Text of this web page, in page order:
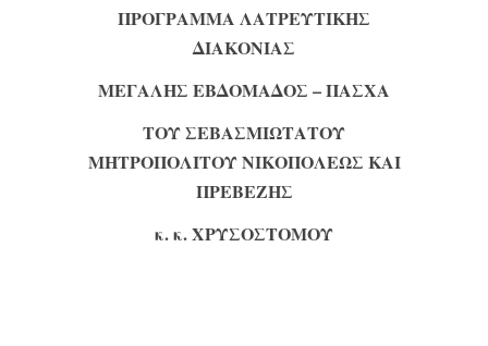
ΠΡΟΓΡΑΜΜΑ ΛΑΤΡΕΥΤΙΚΗΣ
ΔΙΑΚΟΝΙΑΣ
ΜΕΓΑΛΗΣ ΕΒΔΟΜΑΔΟΣ – ΠΑΣΧΑ
ΤΟΥ ΣΕΒΑΣΜΙΩΤΑΤΟΥ
ΜΗΤΡΟΠΟΛΙΤΟΥ ΝΙΚΟΠΟΛΕΩΣ ΚΑΙ
ΠΡΕΒΕΖΗΣ
κ. κ. ΧΡΥΣΟΣΤΟΜΟΥ